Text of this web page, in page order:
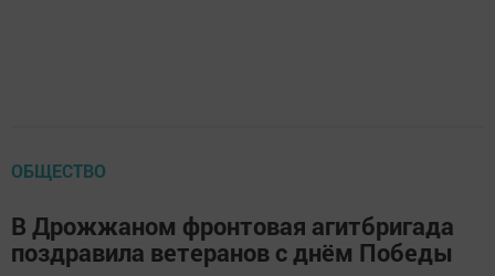
ОБЩЕСТВО
В Дрожжаном фронтовая агитбригада
поздравила ветеранов с днём Победы